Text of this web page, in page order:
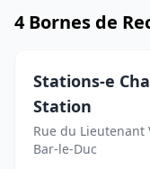
4 Bornes de
Stations-e
Station
Rue du Lieutenant
Bar-le-Duc